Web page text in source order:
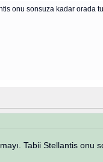
onu sonsuza kadar orada
Tabii Stellantis onu